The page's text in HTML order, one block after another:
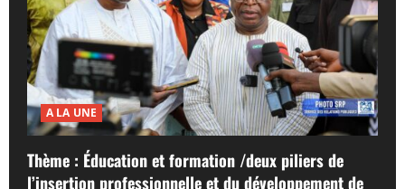
A LA UNE
Thème : Éducation et formation /deux piliers de
l’insertion professionnelle et du développement de